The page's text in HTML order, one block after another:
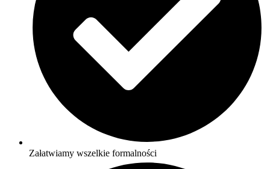
Załatwiamy wszelkie formalności